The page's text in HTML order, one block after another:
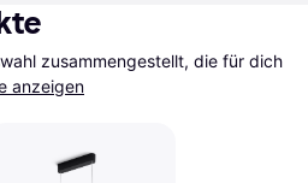
zusammengestellt, die für dich
anzeigen